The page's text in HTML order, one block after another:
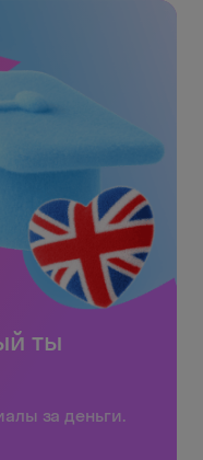
ты
за деньги.